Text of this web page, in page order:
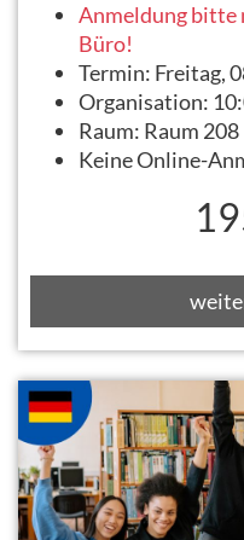
Anmeldung bitte
Büro!
Termin: Freitag,
Organisation:
Raum: Raum 208
Keine Online-